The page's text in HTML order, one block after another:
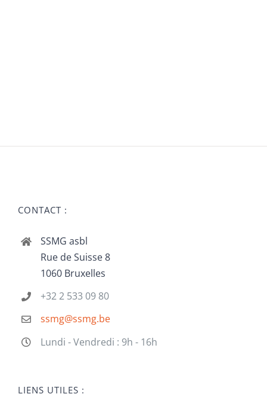
CONTACT :
SSMG asbl
Rue de Suisse 8
1060 Bruxelles
+32 2 533 09 80
ssmg@ssmg.be
Lundi - Vendredi : 9h - 16h
LIENS UTILES :